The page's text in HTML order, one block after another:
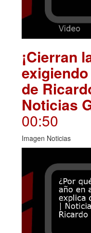
¡Cierran
de
Noticias
00:50
Imagen Noticias